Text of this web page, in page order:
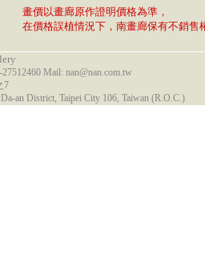
畫價以畫廊原作證明價格為準，
在價格誤植情況下，南畫廊保有不銷售
Mail: nan@nan.com.tw
7
an District, Taipei City 106, Taiwan (R.O.C.)